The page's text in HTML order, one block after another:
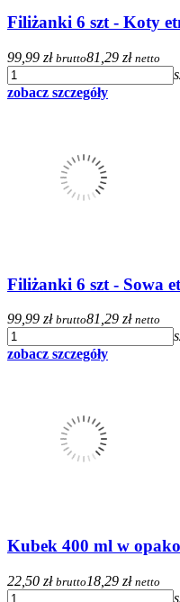
Filiżanki 6 szt - Koty
99,99 zł brutto81,29 zł netto
zobacz szczegóły
Filiżanki 6 szt - Sowa
99,99 zł brutto81,29 zł netto
zobacz szczegóły
Kubek 400 ml w
22,50 zł brutto 18,29 zł netto